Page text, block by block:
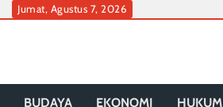
SkipJumat, Agustus 7, 2026
BUDAYA EKONOMI HUKUM